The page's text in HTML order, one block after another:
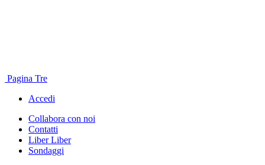
Pagina Tre
Accedi
Collabora con noi
Contatti
Liber Liber
Sondaggi